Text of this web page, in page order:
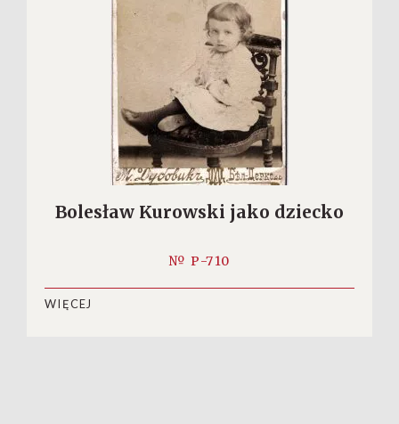
Bolesław Kurowski jako dziecko
№ P-710
WIĘCEJ